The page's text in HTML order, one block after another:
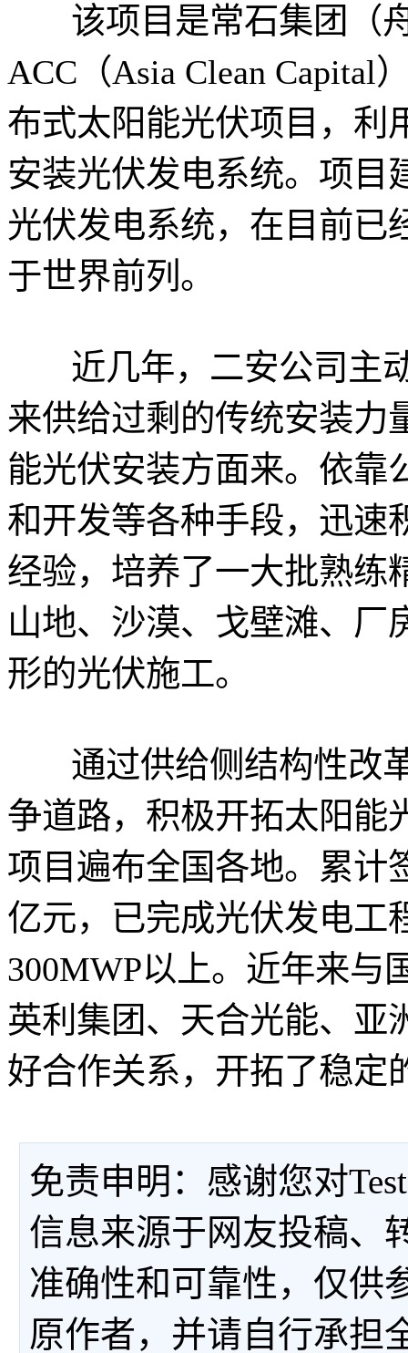
该项目是常石集团（舟
ACC（Asia Clean Capital
布式太阳能光伏项目，利
安装光伏发电系统。项目
光伏发电系统，在目前已
于世界前列。
近几年，二安公司主动
来供给过剩的传统安装
能光伏安装方面来。依靠
和开发等各种手段，迅速
经验，培养了一大批熟练
山地、沙漠、戈壁滩、厂
形的光伏施工。
通过供给侧结构性改革
争道路，积极开拓太阳能
项目遍布全国各地。累计
亿元，已完成光伏发电工
300MWP以上。近年来与
英利集团、天合光能、亚
好合作关系，开拓了稳定
免责申明：感谢您对
信息来源于网友投稿、
准确性和可靠性，仅供
原作者，并请自行承担